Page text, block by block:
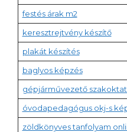
festés árak m2
keresztrejtvény készítő
plakát készítés
baglyos képzés
gépjárművezető
óvodapedagógus okj-s
zöldkönyves tanfolyam